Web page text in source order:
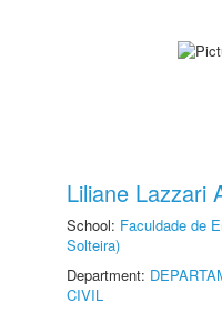
Liliane Lazzari
School: Faculdade de
Solteira)
Department:
CIVIL